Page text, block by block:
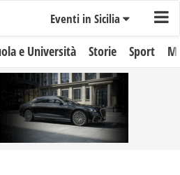
Eventi in Sicilia
e Università Storie Sport